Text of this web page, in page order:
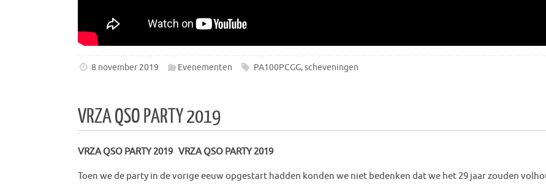
8 november 2019 Evenementen PA100PCGG,scheveningen
VRZA QSO PARTY 2019
VRZA QSO PARTY 2019 VRZA QSO PARTY 2019
Toen we de party in de vorige eeuw opgestart hadden konden we niet bedenken dat we het 29 jaar zouden